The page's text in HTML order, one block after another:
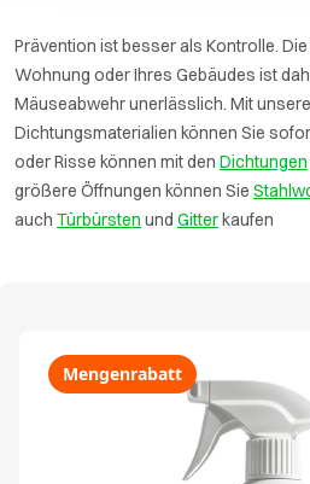
Prävention ist besser als Kontrolle.
Wohnung oder Ihres Gebäudes ist
Mäuseabwehr unerlässlich. Mit
Dichtungsmaterialien können Sie
oder Risse können mit den Dichtungen
größere Öffnungen können Sie
auch Türbürsten und Gitter kaufen
Mengenrabatt